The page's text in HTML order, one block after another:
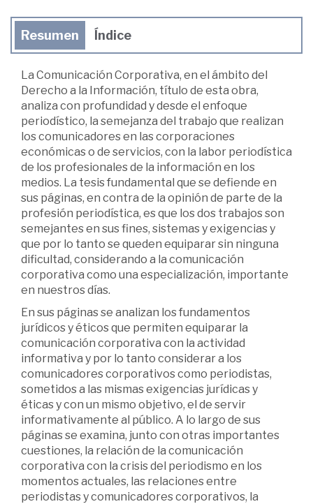
Resumen Índice
La Comunicación Corporativa, en el ámbito del
Derecho a la Información, título de esta obra,
analiza con profundidad y desde el enfoque
periodístico, la semejanza del trabajo que realizan
los comunicadores en las corporaciones
económicas o de servicios, con la labor periodística
de los profesionales de la información en los
medios. La tesis fundamental que se defiende en
sus páginas, en contra de la opinión de parte de la
profesión periodística, es que los dos trabajos son
semejantes en sus fines, sistemas y exigencias y
que por lo tanto se queden equiparar sin ninguna
dificultad, considerando a la comunicación
corporativa como una especialización, importante
en nuestros días.
En sus páginas se analizan los fundamentos
jurídicos y éticos que permiten equiparar la
comunicación corporativa con la actividad
informativa y por lo tanto considerar a los
comunicadores corporativos como periodistas,
sometidos a las mismas exigencias jurídicas y
éticas y con un mismo objetivo, el de servir
informativamente al público. A lo largo de sus
páginas se examina, junto con otras importantes
cuestiones, la relación de la comunicación
corporativa con la crisis del periodismo en los
momentos actuales, las relaciones entre
periodistas y comunicadores corporativos, la